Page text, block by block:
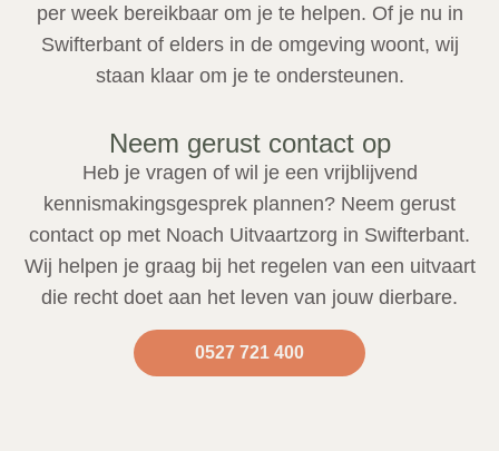
per week bereikbaar om je te helpen. Of je nu in
Swifterbant of elders in de omgeving woont, wij
staan klaar om je te ondersteunen.
Neem gerust contact op
Heb je vragen of wil je een vrijblijvend
kennismakingsgesprek plannen? Neem gerust
contact op met Noach Uitvaartzorg in Swifterbant.
Wij helpen je graag bij het regelen van een uitvaart
die recht doet aan het leven van jouw dierbare.
0527 721 400